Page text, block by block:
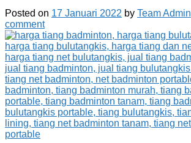
Posted on 17 Januari 2022 by Team Admin
comment